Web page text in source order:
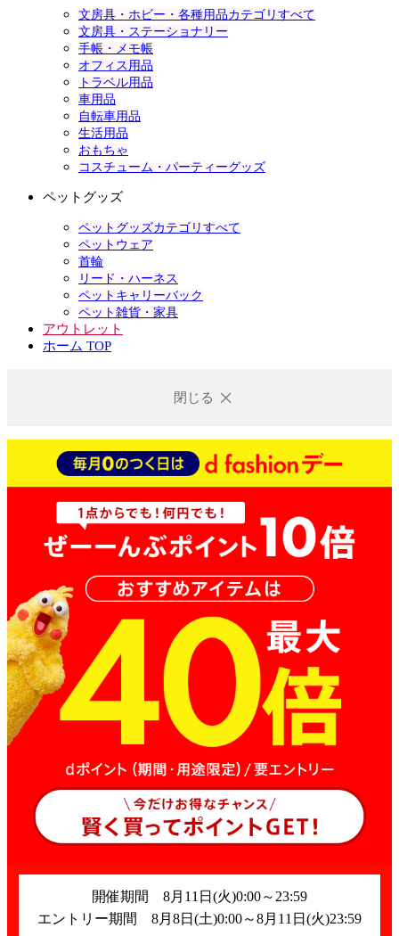
文房具・ホビー・各種用品カテゴリすべて
文房具・ステーショナリー
手帳・メモ帳
オフィス用品
トラベル用品
車用品
自転車用品
生活用品
おもちゃ
コスチューム・パーティーグッズ
ペットグッズ
ペットグッズカテゴリすべて
ペットウェア
首輪
リード・ハーネス
ペットキャリーバック
ペット雑貨・家具
アウトレット
ホーム TOP
閉じる
開催期間 8月11日(火)0:00～23:59
エントリー期間 8月8日(土)0:00～8月11日(火)23:59